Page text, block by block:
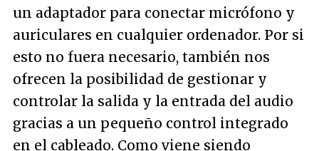
un adaptador para conectar micrófono y
auriculares en cualquier ordenador. Por si
esto no fuera necesario, también nos
ofrecen la posibilidad de gestionar y
controlar la salida y la entrada del audio
gracias a un pequeño control integrado
en el cableado. Como viene siendo